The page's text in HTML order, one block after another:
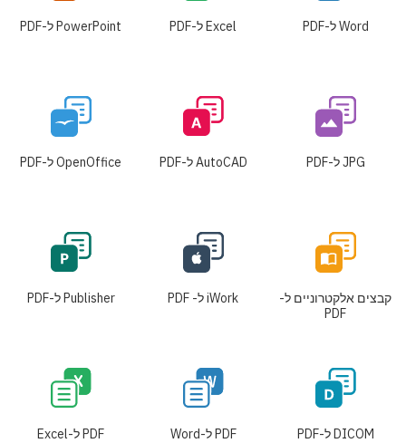
Word ל-PDF Excel ל-PDF PowerPoint ל-PDF
JPG ל-PDF AutoCAD ל-PDF OpenOffice ל-PDF
קבצים אלקטרוניים ל-
PDF
iWork ל- PDF Publisher ל-PDF
DICOM ל-PDF PDF ל-Word PDF ל-Excel